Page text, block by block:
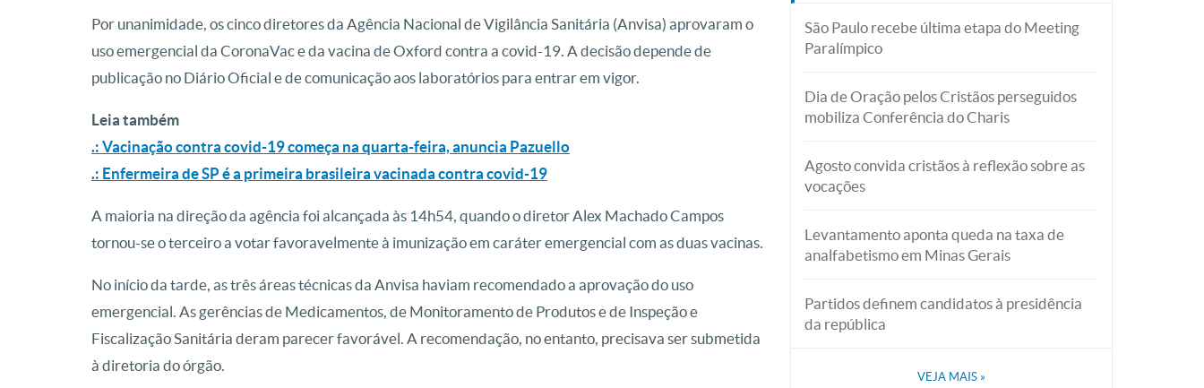
Por unanimidade, os cinco diretores da Agência Nacional de Vigilância Sanitária (Anvisa) aprovaram o
uso emergencial da CoronaVac e da vacina de Oxford contra a covid-19. A decisão depende de
publicação no Diário Oficial e de comunicação aos laboratórios para entrar em vigor.
Leia também
.: Vacinação contra covid-19 começa na quarta-feira, anuncia Pazuello
.: Enfermeira de SP é a primeira brasileira vacinada contra covid-19
A maioria na direção da agência foi alcançada às 14h54, quando o diretor Alex Machado Campos
tornou-se o terceiro a votar favoravelmente à imunização em caráter emergencial com as duas vacinas.
No início da tarde, as três áreas técnicas da Anvisa haviam recomendado a aprovação do uso
emergencial. As gerências de Medicamentos, de Monitoramento de Produtos e de Inspeção e
Fiscalização Sanitária deram parecer favorável. A recomendação, no entanto, precisava ser submetida
à diretoria do órgão.
São Paulo recebe última etapa do Meeting
Paralímpico
Dia de Oração pelos Cristãos perseguidos
mobiliza Conferência do Charis
Agosto convida cristãos à reflexão sobre as
vocações
Levantamento aponta queda na taxa de
analfabetismo em Minas Gerais
Partidos definem candidatos à presidência
da república
VEJA MAIS »